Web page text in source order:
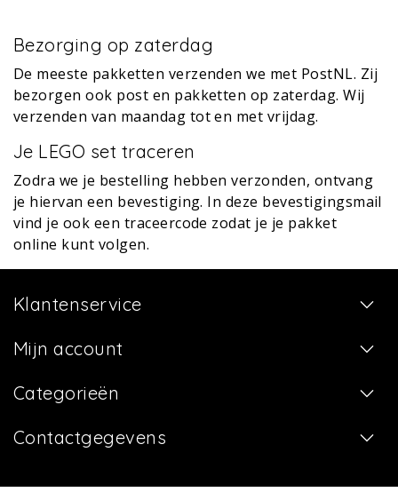
Bezorging op zaterdag
De meeste pakketten verzenden we met PostNL. Zij
bezorgen ook post en pakketten op zaterdag. Wij
verzenden van maandag tot en met vrijdag.
Je LEGO set traceren
Zodra we je bestelling hebben verzonden, ontvang
je hiervan een bevestiging. In deze bevestigingsmail
vind je ook een traceercode zodat je je pakket
online kunt volgen.
Klantenservice
Mijn account
Categorieën
Contactgegevens